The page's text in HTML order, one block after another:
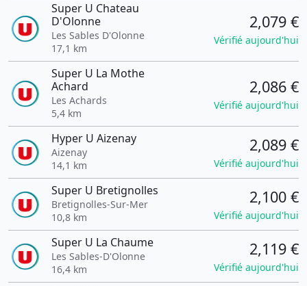
Super U Chateau
D'Olonne
Les Sables D'Olonne
17,1 km
2,079 €
Vérifié aujourd'hui
Super U La Mothe
Achard
Les Achards
5,4 km
2,086 €
Vérifié aujourd'hui
Hyper U Aizenay
Aizenay
14,1 km
2,089 €
Vérifié aujourd'hui
Super U Bretignolles
Bretignolles-Sur-Mer
10,8 km
2,100 €
Vérifié aujourd'hui
Super U La Chaume
Les Sables-D'Olonne
16,4 km
2,119 €
Vérifié aujourd'hui